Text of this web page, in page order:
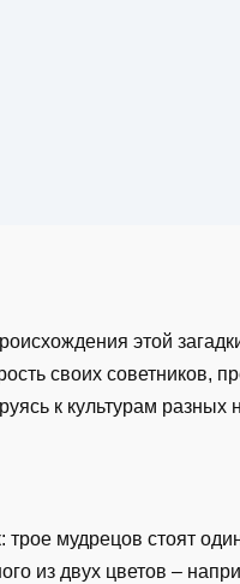
этой
своих советников,
к культурам разных
трое мудрецов стоят
из двух цветов –